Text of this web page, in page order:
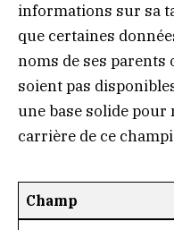
informations sur sa
que certaines
noms de ses parents
soient pas
une base solide
carrière de ce
Champ